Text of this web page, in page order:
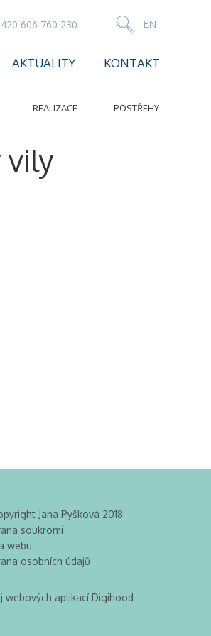
606 760 230
AKTUALITY KONTAKT
REALIZACE POSTŘEHY
vily
Jana Pyšková 2018
soukromí
webu
osobních údajů
webových aplikací Digihood